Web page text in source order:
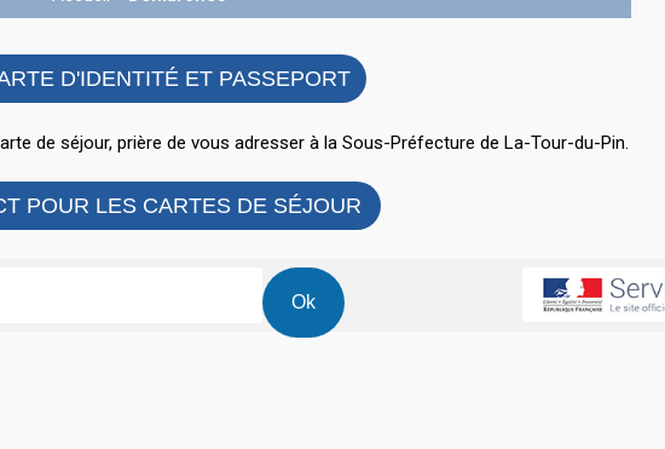
D'IDENTITÉ ET PASSEPORT
de séjour, prière de vous adresser à la Sous-Préfecture de La-Tour-du-Pin.
POUR LES CARTES DE SÉJOUR